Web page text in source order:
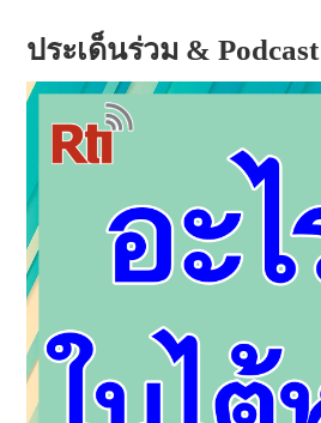
ประเด็นร่วม & Podcast